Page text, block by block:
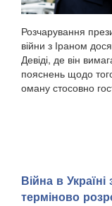
Розчарування
війни з Іраном
Девіді, де він
пояснень щодо
оману стосовно
Війна в
терміново